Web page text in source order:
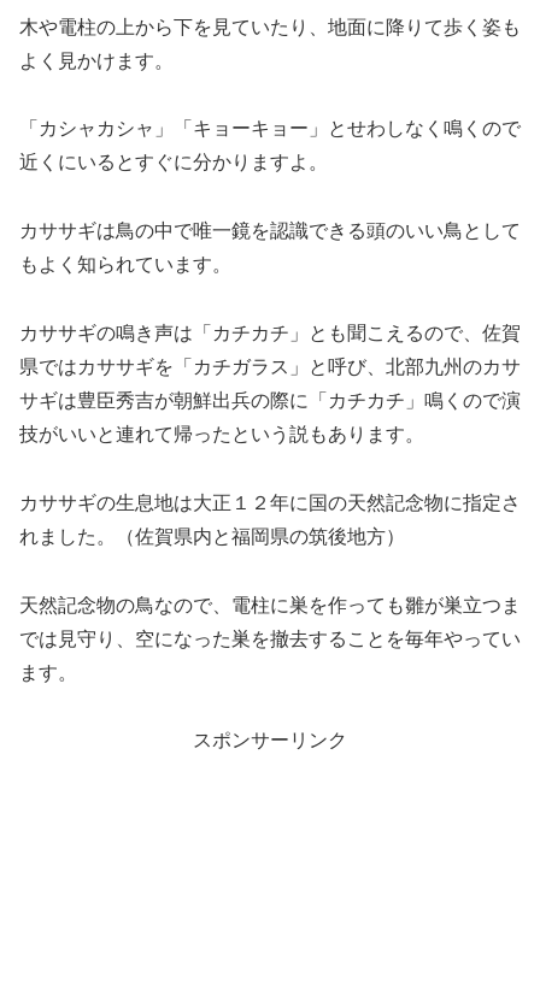
木や電柱の上から下を見ていたり、地面に降りて歩く姿も
よく見かけます。
「カシャカシャ」「キョーキョー」とせわしなく鳴くので
近くにいるとすぐに分かりますよ。
カササギは鳥の中で唯一鏡を認識できる頭のいい鳥として
もよく知られています。
カササギの鳴き声は「カチカチ」とも聞こえるので、佐賀
県ではカササギを「カチガラス」と呼び、北部九州のカサ
サギは豊臣秀吉が朝鮮出兵の際に「カチカチ」鳴くので演
技がいいと連れて帰ったという説もあります。
カササギの生息地は大正１２年に国の天然記念物に指定さ
れました。（佐賀県内と福岡県の筑後地方）
天然記念物の鳥なので、電柱に巣を作っても雛が巣立つま
では見守り、空になった巣を撤去することを毎年やってい
ます。
スポンサーリンク